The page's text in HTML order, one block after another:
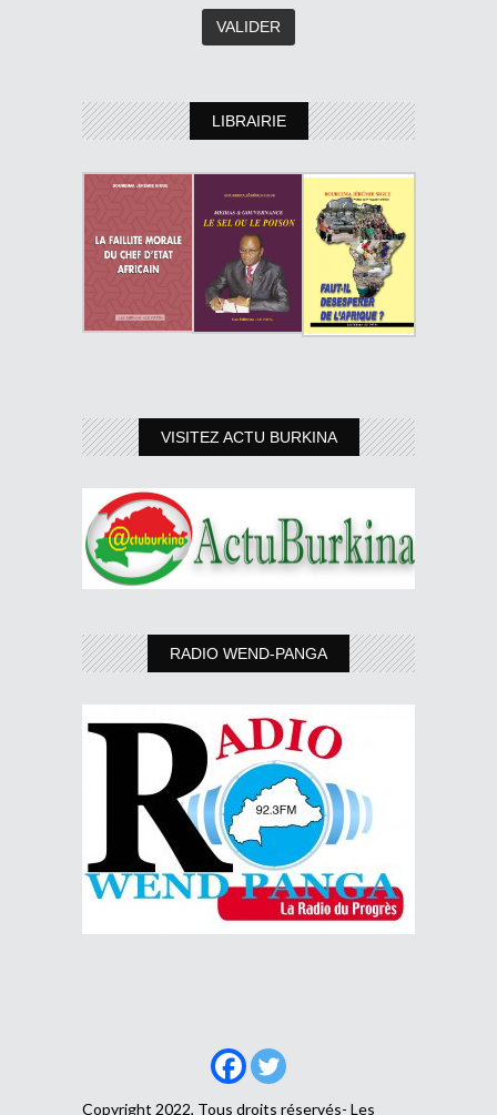
LIBRAIRIE
VISITEZ ACTU BURKINA
RADIO WEND-PANGA
Copyright 2022, Tous droits réservés- Les